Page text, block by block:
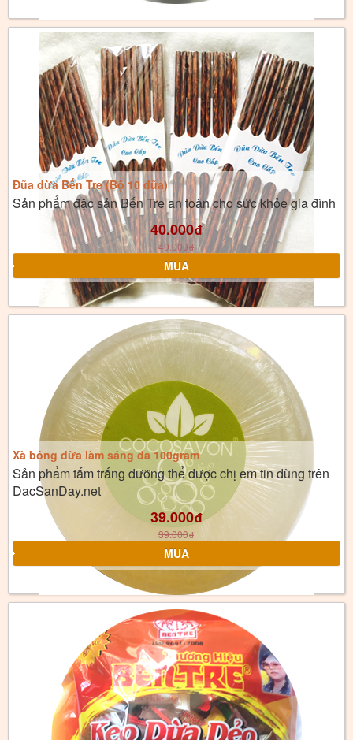
Đũa dừa Bến Tre (Bộ 10 đũa)
Sản phẩm đặc sản Bến Tre an toàn cho sức khỏe gia đình
40.000đ
40.000đ
Xà bông dừa làm sáng da 100gram
Sản phẩm tắm trắng dưỡng thể được chị em tin dùng trên
DacSanDay.net
39.000đ
39.000đ